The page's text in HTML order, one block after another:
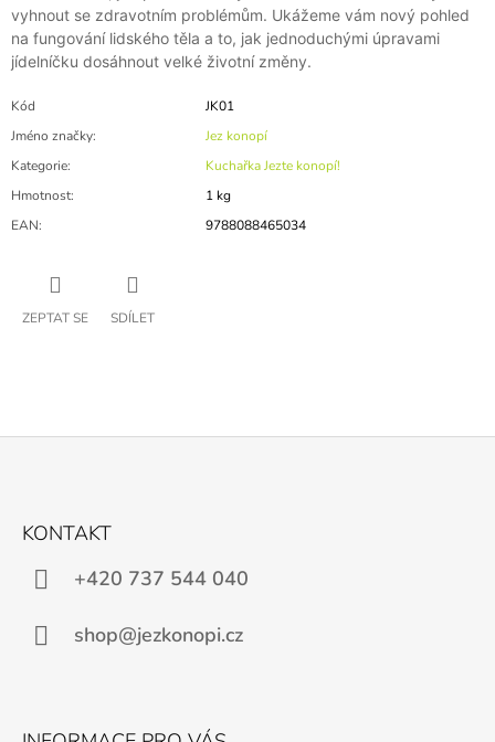
vyhnout se zdravotním problémům. Ukážeme vám nový pohled
na fungování lidského těla a to, jak jednoduchými úpravami
jídelníčku dosáhnout velké životní změny.
Kód
JK01
Jméno značky:
Jez konopí
Kategorie:
Kuchařka Jezte konopí!
Hmotnost:
1 kg
EAN: 9788088465034
ZEPTAT SE SDÍLET
KONTAKT
+420 737 544 040
shop@jezkonopi.cz